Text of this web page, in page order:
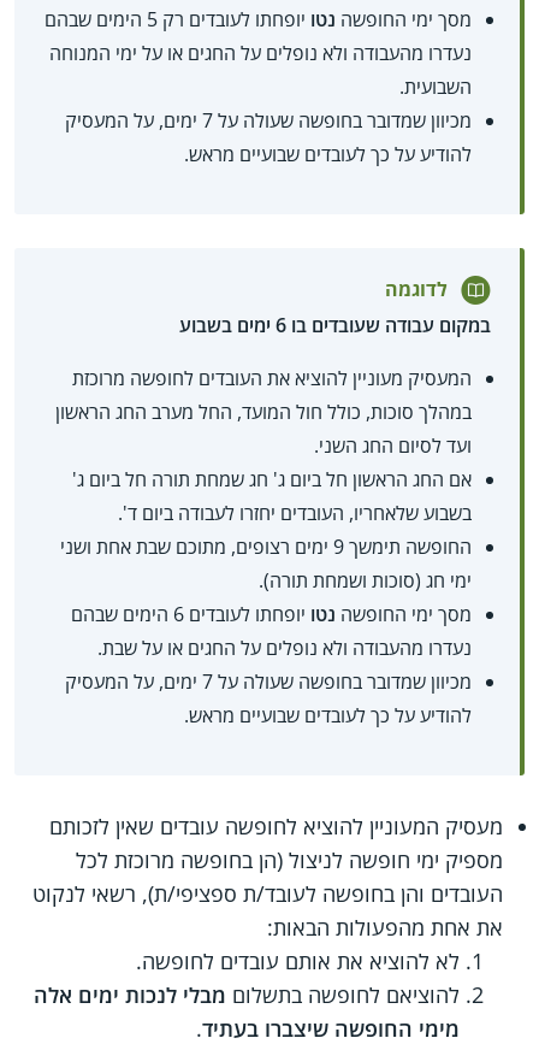
מסך ימי החופשה נטו
יופחתו לעובדים רק 5 הימים שבהם
נעדרו מהעבודה ולא נופלים על החגים או על ימי המנוחה
השבועית.
מכיוון שמדובר בחופשה שעולה על 7 ימים, על המעסיק
להודיע על כך לעובדים שבועיים מראש.
לדוגמה
במקום עבודה שעובדים בו 6 ימים בשבוע
המעסיק מעוניין להוציא את העובדים לחופשה מרוכזת
במהלך סוכות, כולל חול המועד, החל מערב החג הראשון
ועד לסיום החג השני.
אם החג הראשון חל ביום ג' חג שמחת תורה חל ביום ג'
בשבוע שלאחריו, העובדים יחזרו לעבודה ביום ד'.
החופשה תימשך 9 ימים רצופים, מתוכם שבת אחת ושני
ימי חג (סוכות ושמחת תורה).
מסך ימי החופשה נטו
יופחתו לעובדים 6 הימים שבהם
נעדרו מהעבודה ולא נופלים על החגים או על שבת.
מכיוון שמדובר בחופשה שעולה על 7 ימים, על המעסיק
להודיע על כך לעובדים שבועיים מראש.
מעסיק המעוניין להוציא לחופשה עובדים שאין לזכותם
מספיק ימי חופשה לניצול (הן בחופשה מרוכזת לכל
העובדים והן בחופשה לעובד/ת ספציפי/ת), רשאי לנקוט
את אחת מהפעולות הבאות:
לא להוציא את אותם עובדים לחופשה.
להוציאם לחופשה בתשלום מבלי לנכות ימים אלה
מימי החופשה שיצברו בעתיד.